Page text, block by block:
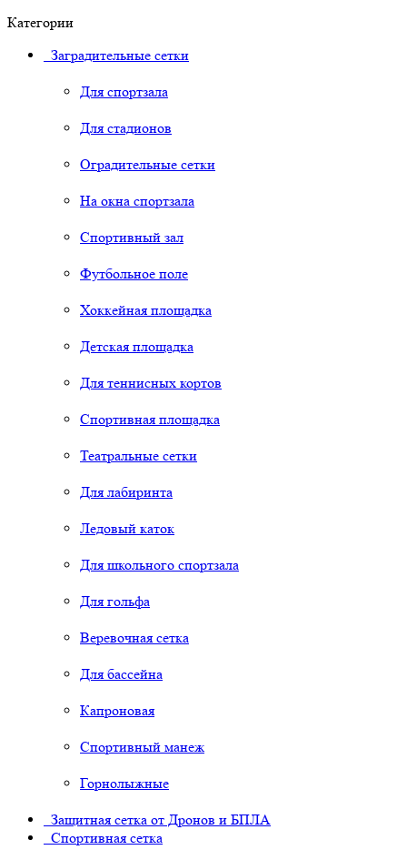
Категории
Заградительные сетки
Для спортзала
Для стадионов
Оградительные сетки
На окна спортзала
Спортивный зал
Футбольное поле
Хоккейная площадка
Детская площадка
Для теннисных кортов
Спортивная площадка
Театральные сетки
Для лабиринта
Ледовый каток
Для школьного спортзала
Для гольфа
Веревочная сетка
Для бассейна
Капроновая
Спортивный манеж
Горнолыжные
Защитная сетка от Дронов и БПЛА
Спортивная сетка